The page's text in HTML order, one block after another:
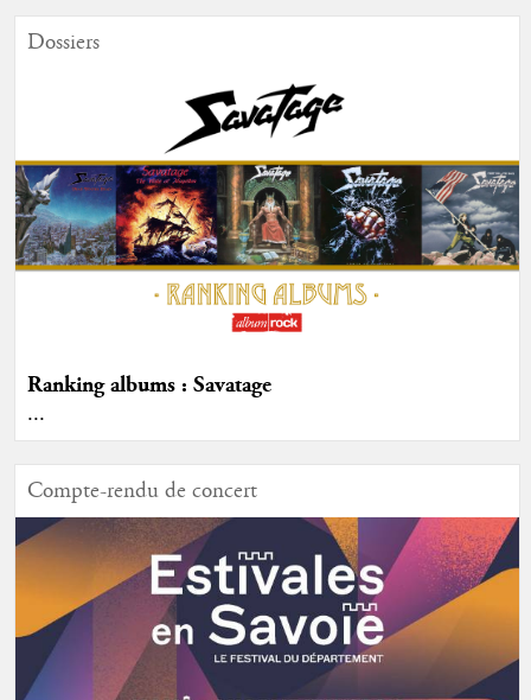
Dossiers
Ranking albums : Savatage
...
Compte-rendu de concert